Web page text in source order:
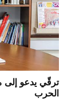
ترقّي يدعو إلى
الحرب